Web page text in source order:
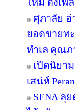
ใหม่ ดึงเพ
ศุภาลัย อ่
ยอดขายท
ทำเล คุณภ
เปิดนิยาม
เสน่ห์
SENA ลุ